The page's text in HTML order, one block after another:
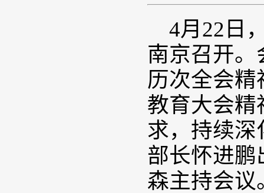
4月22日
南京召开
历次全会
教育大会精
求，持续深
部长怀进鹏
森主持会议